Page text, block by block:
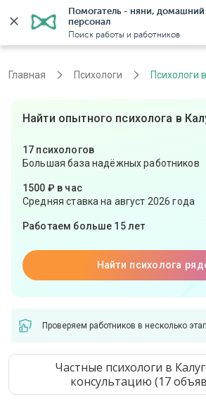
Помогатель - няни, домашний
персонал
Поиск работы и работников
Главная Психологи Психологи
Найти опытного психолога в
17 психологов
Большая база надёжных работников
1500 ₽ в час
Средняя ставка на август 2026 года
Работаем больше 15 лет
Найти психолога
Проверяем работников в несколько
Частные психологи в
консультацию (17